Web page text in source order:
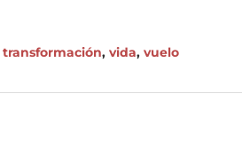
transformación, vida, vuelo